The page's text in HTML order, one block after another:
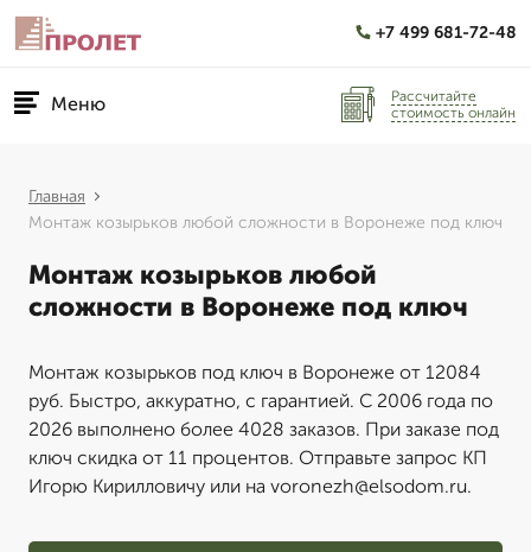
+7 499 681-72-48
Меню
Рассчитайте
стоимость онлайн
Главная
Монтаж козырьков любой сложности в Воронеже под ключ
Монтаж козырьков любой
сложности в Воронеже под ключ
Монтаж козырьков под ключ в Воронеже от 12084
руб. Быстро, аккуратно, с гарантией. С 2006 года по
2026 выполнено более 4028 заказов. При заказе под
ключ скидка от 11 процентов. Отправьте запрос КП
Игорю Кирилловичу или на voronezh@elsodom.ru.